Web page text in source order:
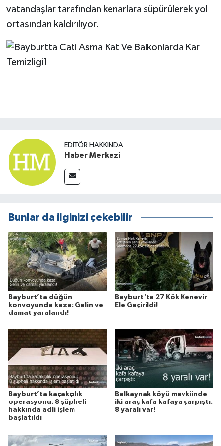
vatandaşlar tarafından kenarlara süpürülerek yol
ortasından kaldırılıyor.
EDITÖR HAKKINDA
Haber Merkezi
Bunlar da ilginizi çekebilir
Bayburt’ta düğün
konvoyunda kaza: Gelin ve
damat yaralandı!
Bayburt'ta 27 Kök Kenevir
Ele Geçirildi!
Bayburt’ta kaçakçılık
operasyonu: 8 şüpheli
hakkında adli işlem
başlatıldı
Balkaynak köyü mevkiinde
iki araç kafa kafaya çarpıştı:
8 yaralı var!